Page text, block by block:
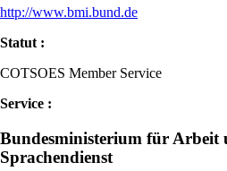
http://www.bmi.bund.de
Statut :
COTSOES Member Service
Service :
Bundesministerium für Arbeit
Sprachendienst